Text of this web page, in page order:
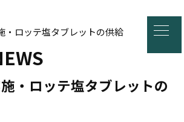
・ロッテ塩タブレットの供給
・ロッテ塩タブレットの